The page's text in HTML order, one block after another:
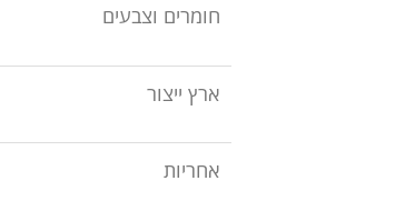
חומרים וצבעים
ארץ ייצור
אחריות